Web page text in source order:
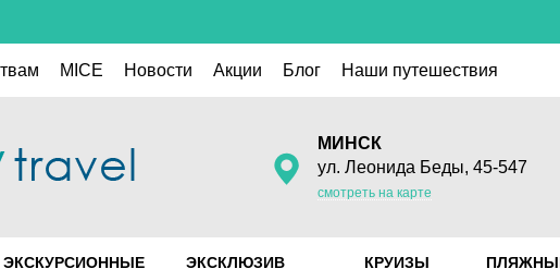
MICE Новости Акции Блог Наши путешествия
МИНСК
ул. Леонида Беды, 45-547
смотреть на карте
ЭКСКУРСИОННЫЕ
ЭКСКЛЮЗИВ КРУИЗЫ